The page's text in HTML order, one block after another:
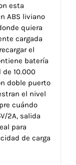
esta
ABS liviano
quiera
cargada
el
batería
10.000
doble puerto
el nivel
cuándo
2A, salida
para
de carga